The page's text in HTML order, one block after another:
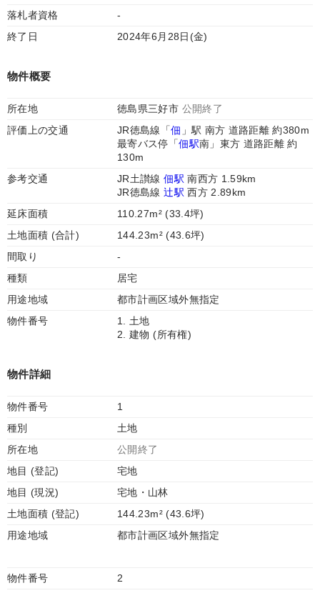
落札者資格
-
終了日
2024年6月28日(金)
物件概要
所在地 徳島県三好市 公開終了
評価上の交通
JR徳島線「佃 」駅 南方 道路距離 約380m
最寄バス停「佃駅南」東方 道路距離 約
130m
参考交通
JR土讃線佃駅 南西方 1.59km
JR徳島線辻駅 西方 2.89km
延床面積
110.27m² (33.4坪)
土地面積 (合計)
144.23m² (43.6坪)
間取り
-
種類
居宅
用途地域
都市計画区域外無指定
物件番号
1. 土地
2. 建物 (所有権)
物件詳細
物件番号
1
種別
土地
所在地
公開終了
地目 (登記)
宅地
地目 (現況)
宅地・山林
土地面積 (登記)
144.23m² (43.6坪)
用途地域
都市計画区域外無指定
物件番号
2